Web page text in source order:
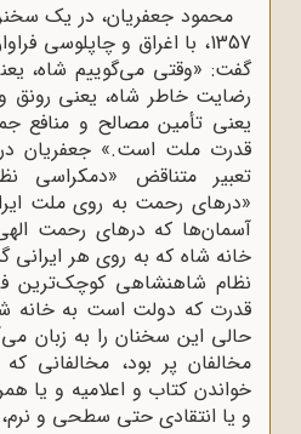
1357، با اغراق و چاپلوسی
گفت: «وقتی می‌گوییم شاه،
رضایت خاطر شاه، یعنی رونق و
یعنی تأمین مصالح و منافع
قدرت ملت است.» جعفریان در
تعبیر متناقض «دمکراسی
«درهای رحمت به روی ملت
آسمان‌ها که درهای رحمت
خانه شاه که به روی هر
نظام شاهنشاهی کوچک‌ترین
قدرت که دولت است به خانه
حالی این سخنان را به زبان
مخالفان پر بود، مخالفانی
خواندن کتاب و اعلامیه و یا
و یا انتقادی حتی سطحی و